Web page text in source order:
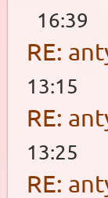
16:39
RE:
13:15
RE:
13:25
RE: